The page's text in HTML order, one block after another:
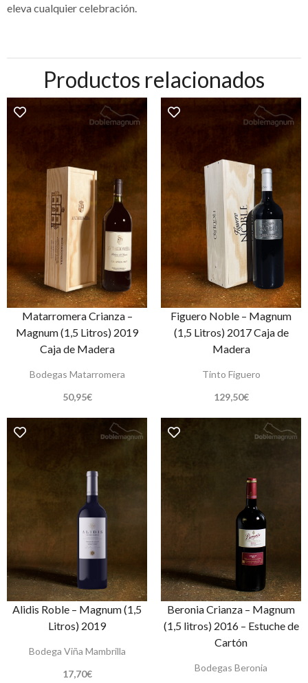
eleva cualquier celebración.
Productos relacionados
Matarromera Crianza –
Magnum (1,5 Litros) 2019
Caja de Madera
Bodegas Matarromera
50,95€
Figuero Noble – Magnum
(1,5 Litros) 2017 Caja de
Madera
Tinto Figuero
129,50€
Alidis Roble – Magnum (1,5
Litros) 2019
Bodega Viña Mambrilla
17,70€
Beronia Crianza – Magnum
(1,5 litros) 2016 – Estuche de
Cartón
Bodegas Beronia